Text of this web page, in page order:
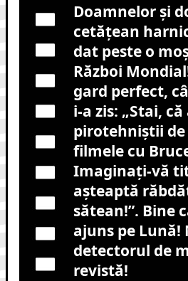
Doamnelor și
cetățean
dat peste o
Război
gard perfect,
i-a zis: „Stai,
pirotehniștii de
filmele cu
Imaginați-vă
așteaptă
sătean!”. Bine
ajuns pe
detectorul de
revistă!